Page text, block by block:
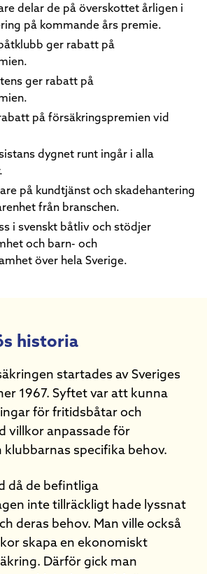
delar de på överskottet årligen i
på kommande års premie.
ger rabatt på
ger rabatt på
på försäkringspremien vid
dygnet runt ingår i alla
på kundtjänst och skadehantering
från branschen.
i svenskt båtliv och stödjer
och barn- och
över hela Sverige.
historia
startades av Sveriges
1967. Syftet var att kunna
för fritidsbåtar och
villkor anpassade för
klubbarnas specifika behov.
då de befintliga
inte tillräckligt hade lyssnat
deras behov. Man ville också
skapa en ekonomiskt
Därför gick man